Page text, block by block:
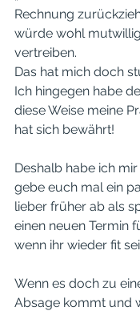
Rechnung
würde wohl
vertreiben.
Das hat mich doch
Ich hingegen habe
diese Weise meine
hat sich bewährt!
Deshalb habe ich
gebe euch mal ein
lieber früher ab als
einen neuen Termin
wenn ihr wieder fit
Wenn es doch zu
Absage kommt und